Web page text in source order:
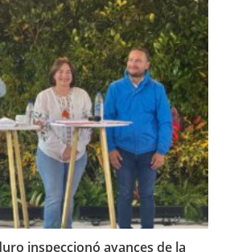
inspeccionó avances de la